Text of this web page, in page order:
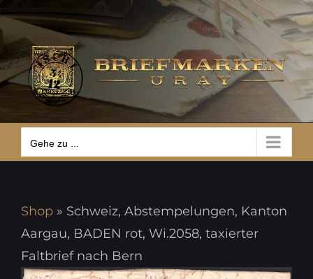
Zum
Inhalt
springen
Gehe zu ...
Gehe zu ...
Shop » Schweiz, Abstempelungen, Kanton
Aargau, BADEN rot, Wi.2058, taxierter
Faltbrief nach Bern